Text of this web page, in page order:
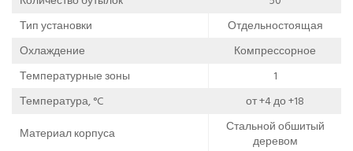
Тип установки
Отдельностоящая
Охлаждение
Компрессорное
Температурные зоны
1
Температура, °C
от +4 до +18
Материал корпуса
Стальной обшитый
деревом